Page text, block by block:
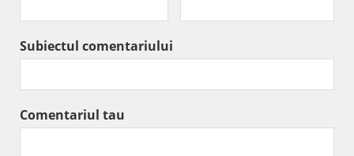
Subiectul comentariului
Comentariul tau